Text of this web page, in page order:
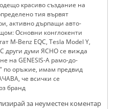
красиво създание на
тия вървят
активно дърпащи авто-
Основни конглокенти
M-Benz EQC, Tesla Model Y,
други думи ЯСНО се вижда
на GENESIS-A рамо-до-
по оръжие, имам предвид
че всички се
бранд
за неуместен коментар